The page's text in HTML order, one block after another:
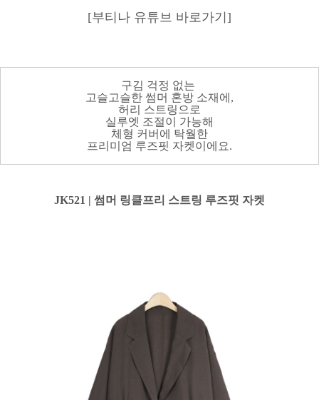
[부티나 유튜브 바로가기]
구김 걱정 없는
고슬고슬한 썸머 혼방 소재에,
허리 스트링으로
실루엣 조절이 가능해
체형 커버에 탁월한
프리미엄 루즈핏 자켓이에요.
JK521 | 썸머 링클프리 스트링 루즈핏 자켓